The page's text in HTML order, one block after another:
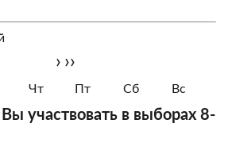
› ››
Чт Пт Сб Вс
участвовать в выборах 8-